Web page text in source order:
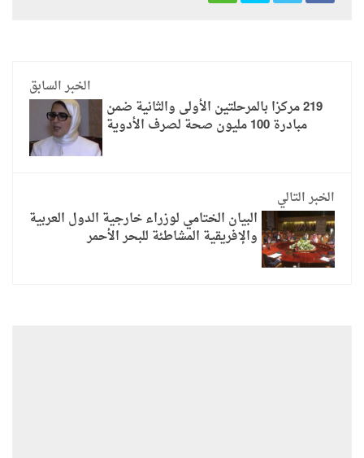
الخبر السابق
219 مركزا بالمرحلتين الأولى والثانية ضمن
مبادرة 100 مليون صحة لصرف الأدوية
الخبر التالي
البيان الختامي لوزراء خارجية الدول العربية
والإفريقية المشاطئة للبحر الأحمر